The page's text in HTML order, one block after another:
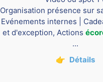
Organisation présence sur
Evénements internes |
et d'exception, Actions
...
👉 Détails